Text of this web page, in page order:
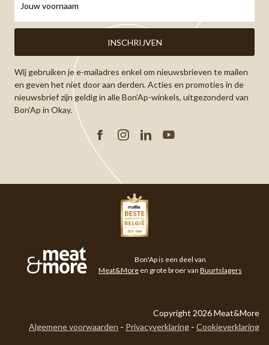
Wij gebruiken je e-mailadres enkel om nieuwsbrieven te mailen
en geven het niet door aan derden. Acties en promoties in de
nieuwsbrief zijn geldig in alle Bon’Ap-winkels, uitgezonderd van
Bon’Ap in Okay.
FacebookInstagram
Linkedin
Bon'Ap is een deel van
Meat&More en grote broer van Buurtslagers
Copyright 2026 Meat&More
Algemene voorwaarden
Privacyverklaring Cookieverklaring